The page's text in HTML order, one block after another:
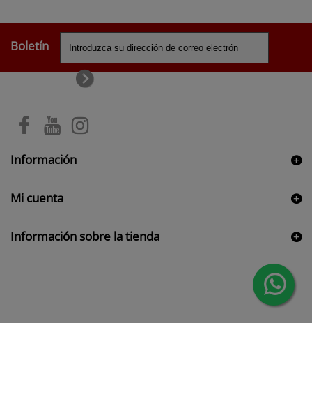
Boletín
Información
Mi cuenta
Información sobre la tienda